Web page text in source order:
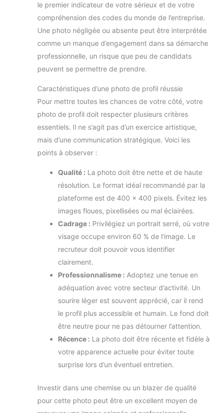
le premier indicateur de votre sérieux et de votre
compréhension des codes du monde de l’entreprise.
Une photo négligée ou absente peut être interprétée
comme un manque d’engagement dans sa démarche
professionnelle, un risque que peu de candidats
peuvent se permettre de prendre.
Caractéristiques d’une photo de profil réussie
Pour mettre toutes les chances de votre côté, votre
photo de profil doit respecter plusieurs critères
essentiels. Il ne s’agit pas d’un exercice artistique,
mais d’une communication stratégique. Voici les
points à observer :
Qualité : La photo doit être nette et de haute
résolution. Le format idéal recommandé par la
plateforme est de 400 x 400 pixels. Évitez les
images floues, pixellisées ou mal éclairées.
Cadrage : Privilégiez un portrait serré, où votre
visage occupe environ 60 % de l’image. Le
recruteur doit pouvoir vous identifier
clairement.
Professionnalisme : Adoptez une tenue en
adéquation avec votre secteur d’activité. Un
sourire léger est souvent apprécié, car il rend
le profil plus accessible et humain. Le fond doit
être neutre pour ne pas détourner l’attention.
Récence : La photo doit être récente et fidèle à
votre apparence actuelle pour éviter toute
surprise lors d’un éventuel entretien.
Investir dans une chemise ou un blazer de qualité
pour cette photo peut être un excellent moyen de